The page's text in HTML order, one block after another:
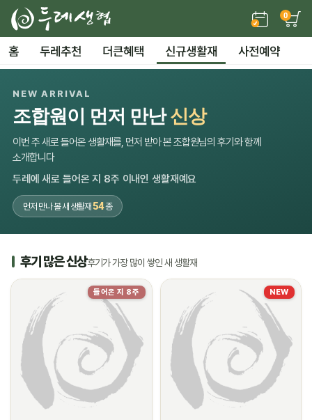
0
홈 두레추천 더큰혜택 신규생활재 사전예약
NEW ARRIVAL
조합원이 먼저 만난신상
이번 주 새로 들어온 생활재를, 먼저 받아 본 조합원님의 후기와 함께
소개합니다
두레에 새로 들어온 지 8주 이내인 생활재예요
먼저 만나 볼 새 생활재 54종
후기 많은 신상후기가 가장 많이 쌓인 새 생활재
들어온 지 8주 NEW